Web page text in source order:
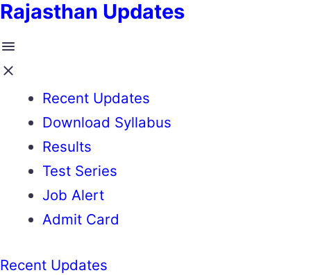
Rajasthan Updates
Recent Updates
Download Syllabus
Results
Test Series
Job Alert
Admit Card
Recent Updates